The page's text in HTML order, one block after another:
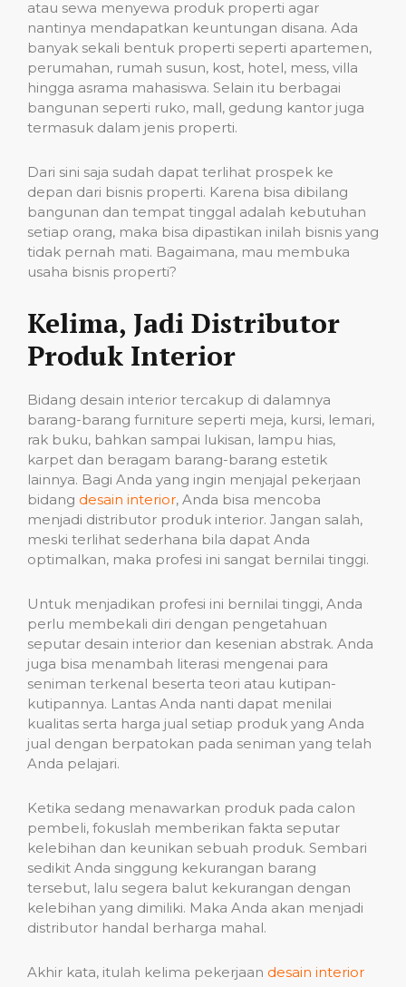
atau sewa menyewa produk properti agar
nantinya mendapatkan keuntungan disana. Ada
banyak sekali bentuk properti seperti apartemen,
perumahan, rumah susun, kost, hotel, mess, villa
hingga asrama mahasiswa. Selain itu berbagai
bangunan seperti ruko, mall, gedung kantor juga
termasuk dalam jenis properti.
Dari sini saja sudah dapat terlihat prospek ke
depan dari bisnis properti. Karena bisa dibilang
bangunan dan tempat tinggal adalah kebutuhan
setiap orang, maka bisa dipastikan inilah bisnis yang
tidak pernah mati. Bagaimana, mau membuka
usaha bisnis properti?
Kelima, Jadi Distributor
Produk Interior
Bidang desain interior tercakup di dalamnya
barang-barang furniture seperti meja, kursi, lemari,
rak buku, bahkan sampai lukisan, lampu hias,
karpet dan beragam barang-barang estetik
lainnya. Bagi Anda yang ingin menjajal pekerjaan
bidang desain interior, Anda bisa mencoba
menjadi distributor produk interior. Jangan salah,
meski terlihat sederhana bila dapat Anda
optimalkan, maka profesi ini sangat bernilai tinggi.
Untuk menjadikan profesi ini bernilai tinggi, Anda
perlu membekali diri dengan pengetahuan
seputar desain interior dan kesenian abstrak. Anda
juga bisa menambah literasi mengenai para
seniman terkenal beserta teori atau kutipan-
kutipannya. Lantas Anda nanti dapat menilai
kualitas serta harga jual setiap produk yang Anda
jual dengan berpatokan pada seniman yang telah
Anda pelajari.
Ketika sedang menawarkan produk pada calon
pembeli, fokuslah memberikan fakta seputar
kelebihan dan keunikan sebuah produk. Sembari
sedikit Anda singgung kekurangan barang
tersebut, lalu segera balut kekurangan dengan
kelebihan yang dimiliki. Maka Anda akan menjadi
distributor handal berharga mahal.
Akhir kata, itulah kelima pekerjaan desain interior